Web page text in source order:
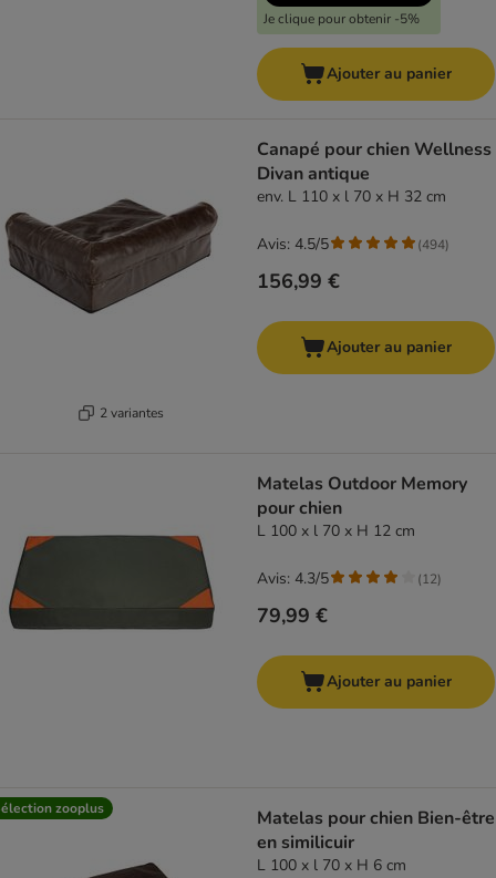
Je clique pour obtenir -5%
Ajouter au panier
2 variantes
Canapé pour chien Wellness
Divan antique
env. L 110 x l 70 x H 32 cm
156,99 €
Avis: 4.5/5 (494)
Ajouter au panier
Matelas Outdoor Memory
pour chien
L 100 x l 70 x H 12 cm
79,99 €
Avis: 4.3/5 (12)
Ajouter au panier
zooplus
Matelas pour chien Bien-être
en similicuir
L 100 x l 70 x H 6 cm